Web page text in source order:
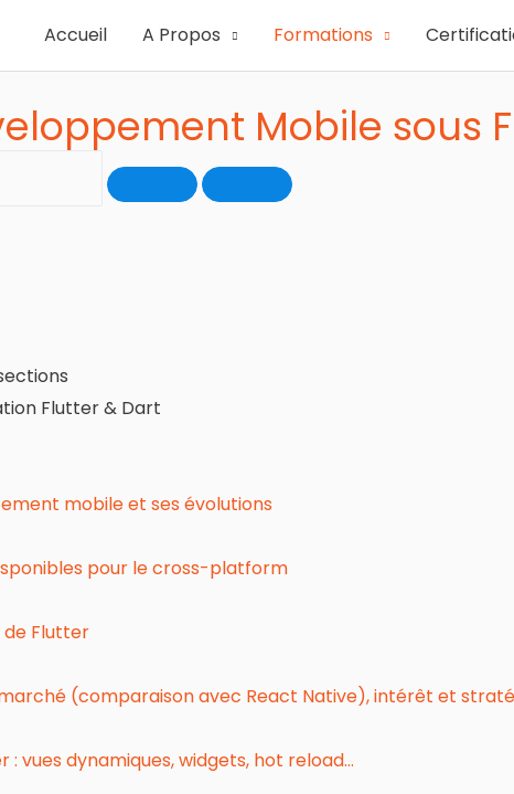
Accueil A Propos Formations
Mobile sous
Flutter & Dart
mobile et ses évolutions
pour le cross-platform
Flutter
(comparaison avec React Native), intérêt et
: vues dynamiques, widgets, hot reload…